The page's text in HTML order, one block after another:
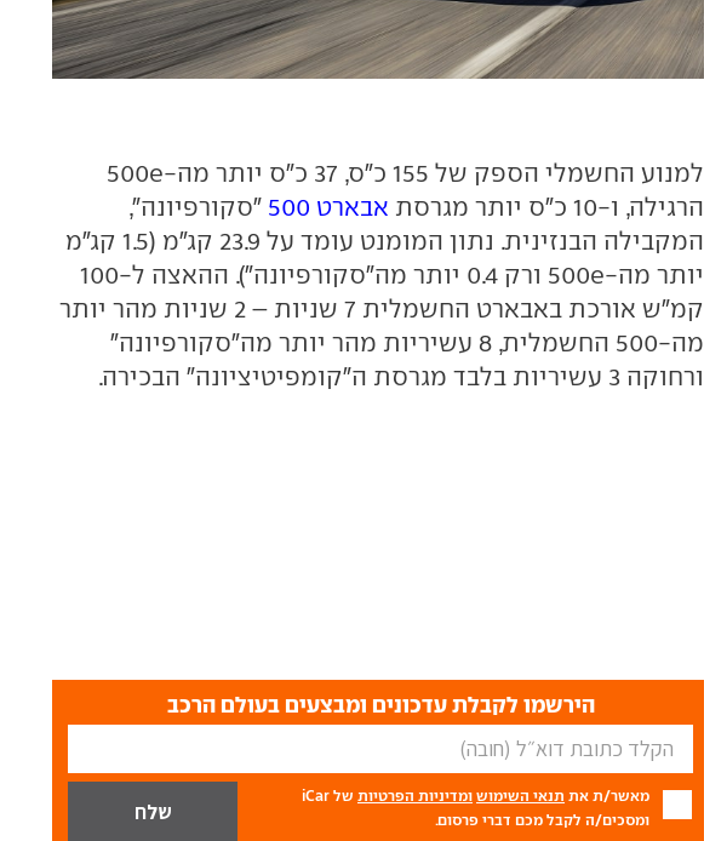
למנוע החשמלי הספק של 155 כ"ס, 37 כ"ס יותר מה-500e
הרגילה, ו-10 כ"ס יותר מגרסת
אבארט 500
"סקורפיונה",
המקבילה הבנזינית. נתון המומנט עומד על 23.9 קג"מ (1.5 קג"מ
יותר מה-500e ורק 0.4 יותר מה"סקורפיונה"). ההאצה ל-100
קמ"ש אורכת באבארט החשמלית 7 שניות – 2 שניות מהר יותר
מה-500 החשמלית, 8 עשיריות מהר יותר מה"סקורפיונה"
ורחוקה 3 עשיריות בלבד מגרסת ה"קומפיטיציונה" הבכירה.
הירשמו לקבלת עדכונים ומבצעים בעולם הרכב
מאשר/ת את תנאי השימוש ומדיניות הפרטיות
של iCar
ומסכים/ה לקבל מכם דברי פרסום.